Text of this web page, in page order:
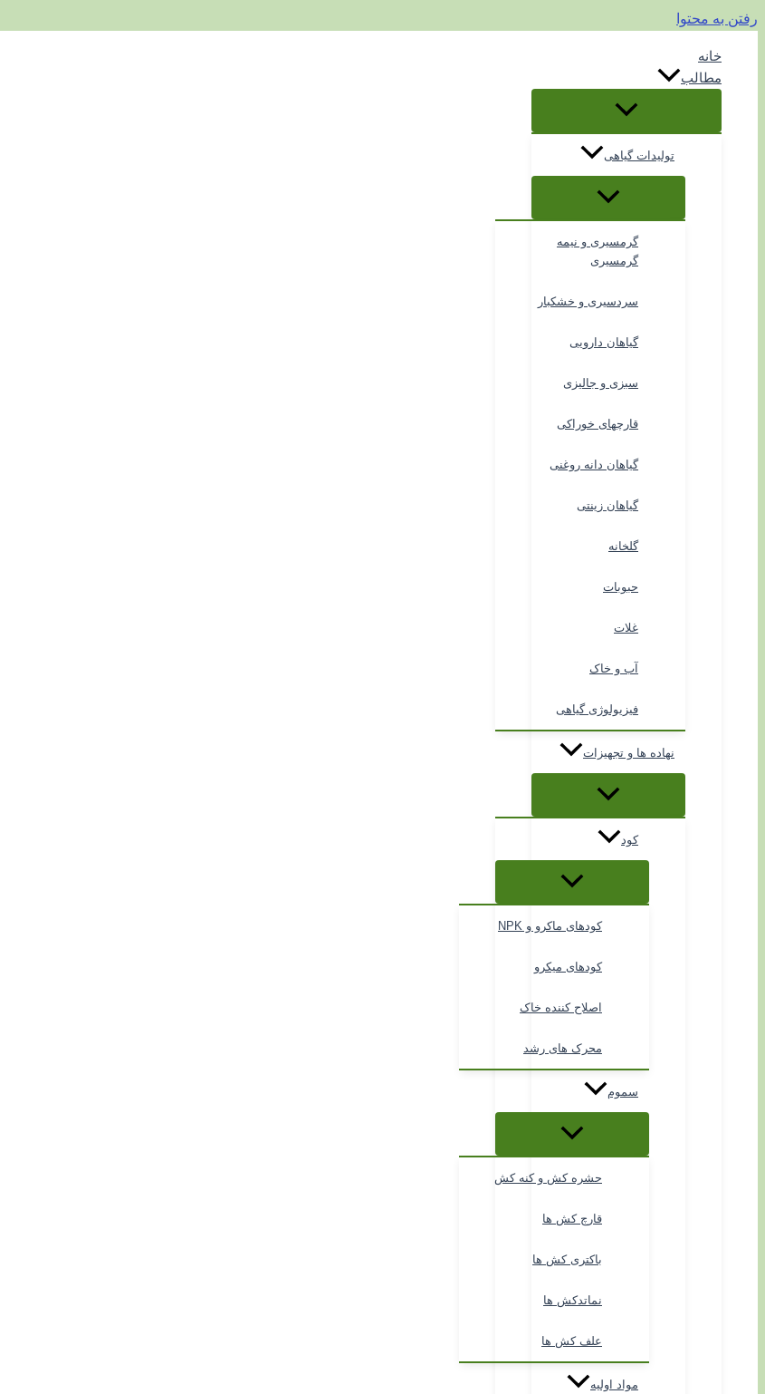
رفتن به محتوا
خانه
مطالب
تولیدات گیاهی
گرمسیری و نیمه
گرمسیری
سردسیری و خشکبار
گیاهان دارویی
سبزی و جالیزی
قارچهای خوراکی
گیاهان دانه روغنی
گیاهان زینتی
گلخانه
حبوبات
غلات
آب و خاک
فیزیولوژی گیاهی
نهاده ها و تجهیزات
کود
کودهای ماکرو و NPK
کودهای میکرو
اصلاح کننده خاک
محرک های رشد
سموم
حشره کش و کنه کش
قارچ کش ها
باکتری کش ها
نماتدکش ها
علف کش ها
مواد اولیه